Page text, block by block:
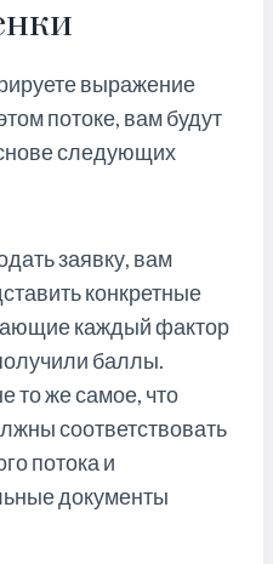
выражение
потоке, вам будут
следующих
заявку, вам
конкретные
каждый фактор
баллы.
то же самое, что
соответствовать
потока и
документы